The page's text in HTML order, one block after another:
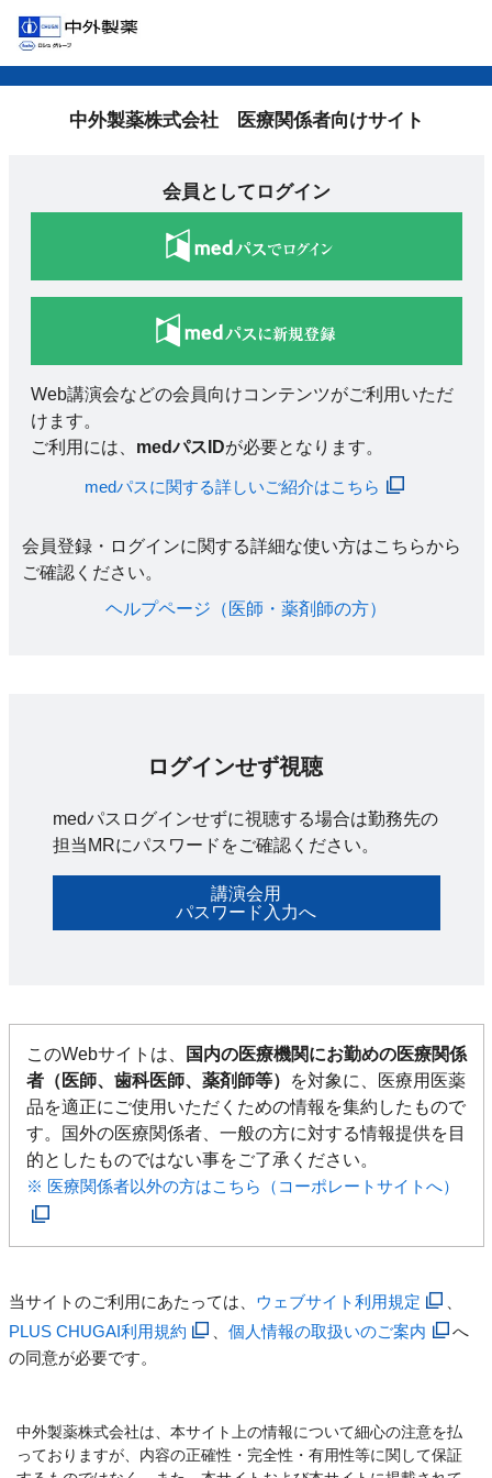
中外製薬株式会社 医療関係者向けサイト
会員としてログイン
Web講演会などの会員向けコンテンツがご利用いただ
けます。
ご利用には、 medパスIDが必要となります。
medパスに関する詳しいご紹介はこちら
会員登録・ログインに関する詳細な使い方はこちらから
ご確認ください。​
ヘルプページ（医師・薬剤師の方）​
ログインせず視聴
medパスログインせずに視聴する場合は勤務先の
担当MRにパスワードをご確認ください。
講演会用
パスワード入力へ
このWebサイトは、
国内の医療機関にお勤めの医療関係
者（医師、歯科医師、薬剤師等）
を対象に、医療用医薬
品を適正にご使用いただくための情報を集約したもので
す。国外の医療関係者、一般の方に対する情報提供を目
的としたものではない事をご了承ください。
※ 医療関係者以外の方はこちら（コーポレートサイトへ）
当サイトのご利用にあたっては、 ウェブサイト利用規定
PLUS CHUGAI利用規約
、個人情報の取扱いのご案内
へ
の同意が必要です。
中外製薬株式会社は、本サイト上の情報について細心の注意を払
っておりますが、内容の正確性・完全性・有用性等に関して保証